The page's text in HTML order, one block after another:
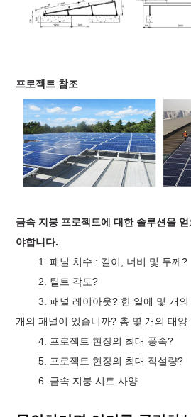
프로젝트 참조
금속 지붕 프로젝트에 대한 솔루션을
야합니다.
1. 패널 치수 : 길이, 너비 및 두께?
2. 틸트 각도?
3. 패널 레이아웃? 한 열에 몇 개의
개의 패널이 있습니까? 총 몇 개의 태
4. 프로젝트 현장의 최대 풍속?
5. 프로젝트 현장의 최대 적설량?
6. 금속 지붕 시트 사양